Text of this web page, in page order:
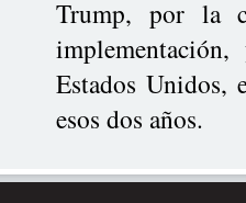
Trump, por la
Estados Unidos,
esos dos años.